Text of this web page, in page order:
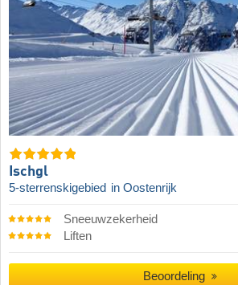
Ischgl
5-sterrenskigebied in Oostenrijk
Sneeuwzekerheid
Liften
Beoordeling